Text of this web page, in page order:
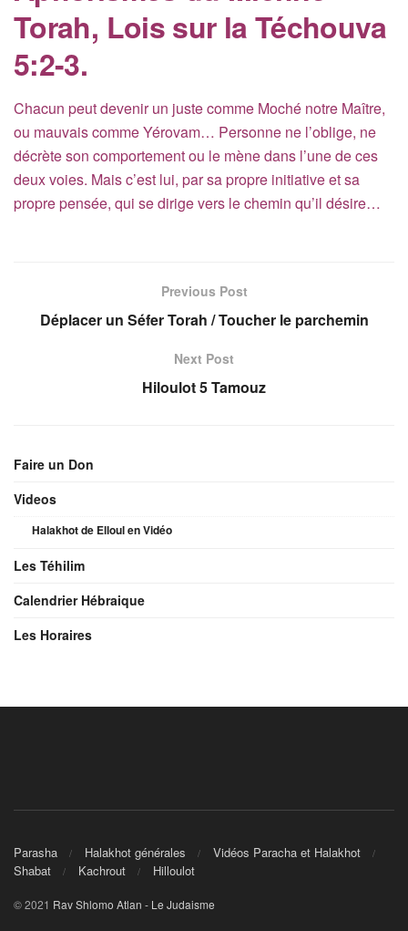
Torah, Lois sur la Téchouva
5:2-3.
Chacun peut devenir un juste comme Moché notre Maître,
ou mauvais comme Yérovam… Personne ne l’oblige, ne
décrète son comportement ou le mène dans l’une de ces
deux voies. Mais c’est lui, par sa propre initiative et sa
propre pensée, qui se dirige vers le chemin qu’il désire…
Previous Post
Déplacer un Séfer Torah / Toucher le parchemin
Next Post
Hiloulot 5 Tamouz
Faire un Don
Videos
Halakhot de Elloul en Vidéo
Les Téhilim
Calendrier Hébraique
Les Horaires
Parasha Halakhot générales
Vidéos Paracha et Halakhot
Shabat
Kachrout Hilloulot
© 2021 Rav Shlomo Atlan - Le Judaisme